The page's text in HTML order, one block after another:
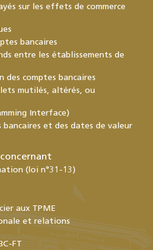
sur les effets de commerce
bancaires
entre les établissements de
des comptes bancaires
mutilés, altérés, ou
Interface)
et des dates de valeur
(loi n°31-13)
aux TPME
et relations
FT